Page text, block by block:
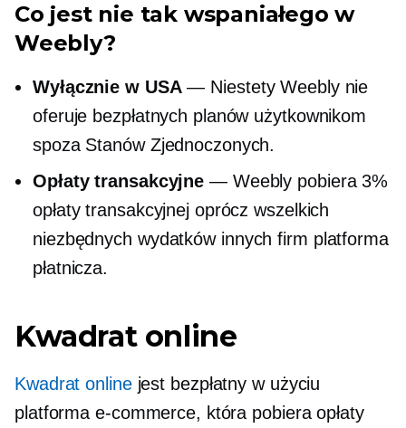
Co jest nie tak wspaniałego w
Weebly?
Wyłącznie w USA— Niestety Weebly nie
oferuje bezpłatnych planów użytkownikom
spoza Stanów Zjednoczonych.
Opłaty transakcyjne — Weebly pobiera 3%
opłaty transakcyjnej oprócz wszelkich
niezbędnych wydatków innych firm platforma
płatnicza.
Kwadrat online
Kwadrat onlinejest bezpłatny w użyciu
platforma e-commerce, która pobiera opłaty